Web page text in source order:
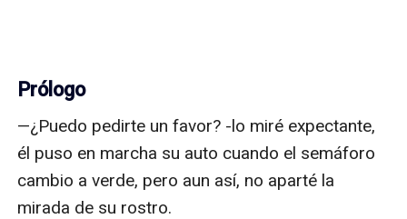
Prólogo
—¿Puedo pedirte un favor? -lo miré expectante,
él puso en marcha su auto cuando el semáforo
cambio a verde, pero aun así, no aparté la
mirada de su rostro.